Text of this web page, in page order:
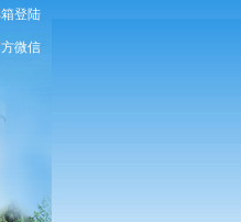
登陆
微信